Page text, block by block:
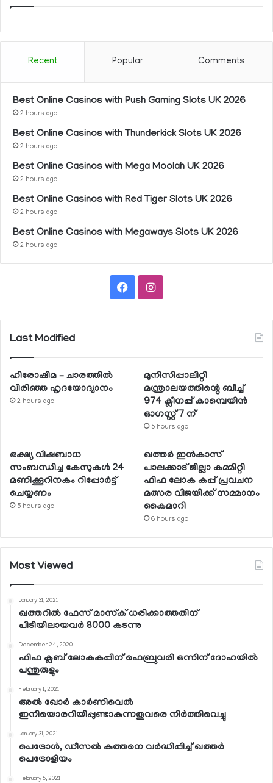
Recent Popular Comments
Best Online Casinos with Push Gaming Slots UK 2026
2 hours ago
Best Online Casinos with Thunderkick Slots UK 2026
2 hours ago
Best Online Casinos with Mega Moolah UK 2026
2 hours ago
Best Online Casinos with Red Tiger Slots UK 2026
2 hours ago
Best Online Casinos with Megaways Slots UK 2026
2 hours ago
FacebookInstagram
Last Modified
ഹിരോഷിമ – ചാരത്തിൽ
വിരിഞ്ഞ ഹൃദയോദ്യാനം
2 hours ago
മുനിസിപ്പാലിറ്റി
മന്ത്രാലയത്തിന്റെ ബീച്ച്
974 ക്ലീനപ്പ് കാമ്പെയിന്‍
ഓഗസ്റ്റ് 7 ന്
5 hours ago
ഭക്ഷ്യ വിഷബാധ
സംബന്ധിച്ച കേസുകള്‍ 24
മണിക്കൂറിനകം റിപ്പോര്‍ട്ട്
ചെയ്യണം
5 hours ago
ഖത്തര്‍ ഇന്‍കാസ്
പാലക്കാട് ജില്ലാ കമ്മിറ്റി
ഫിഫ ലോക കപ്പ് പ്രവചന
മത്സര വിജയിക്ക് സമ്മാനം
കൈമാറി
6 hours ago
Most Viewed
January 31, 2021
ഖത്തറില്‍ ഫേസ് മാസ്‌ക് ധരിക്കാത്തതിന്
പിടിയിലായവര്‍ 8000 കടന്നു
December 24, 2020
ഫിഫ ക്ലബ് ലോകകപ്പിന് ഫെബ്രുവരി ഒന്നിന് ദോഹയില്‍
പന്തുരുളും
February 1, 2021
അല്‍ ഖോര്‍ കാര്‍ണിവെല്‍
ഇനിയൊരറിയിപ്പുണ്ടാകുന്നതുവരെ നിര്‍ത്തിവെച്ചു
January 31, 2021
പെട്രോള്‍, ഡീസല്‍ കുത്തനെ വര്‍ദ്ധിപ്പിച്ച് ഖത്തര്‍
പെട്രോളിയം
February 5, 2021